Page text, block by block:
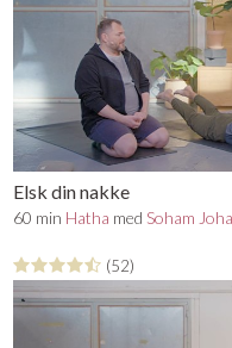
Elsk din nakke
60 min Hatha med Soham
(52)